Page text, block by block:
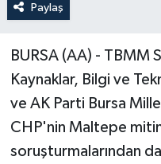
Paylaş
BURSA (AA) - TBMM
Kaynaklar, Bilgi ve
ve AK Parti Bursa
CHP'nin Maltepe
soruşturmalarından